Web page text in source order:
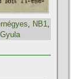
, NB1,